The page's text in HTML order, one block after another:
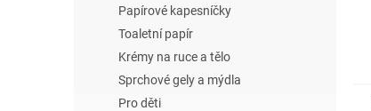
Papírové kapesníčky
Toaletní papír
Krémy na ruce a tělo
Sprchové gely a mýdla
Pro děti